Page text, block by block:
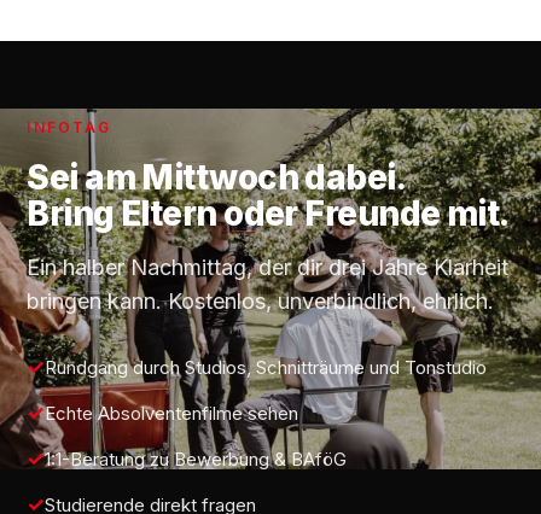
INFOTAG
Sei amMittwochdabei.
Bring Eltern oder Freunde mit.
Ein halber Nachmittag, der dir drei Jahre Klarheit
bringen kann. Kostenlos, unverbindlich, ehrlich.
Rundgang durch Studios, Schnitträume und Tonstudio
Echte Absolventenfilme sehen
1:1-Beratung zu Bewerbung & BAföG
Studierende direkt fragen